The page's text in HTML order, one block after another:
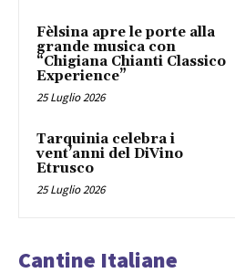
Fèlsina apre le porte alla
grande musica con
“Chigiana Chianti Classico
Experience”
25 Luglio 2026
Tarquinia celebra i
vent’anni del DiVino
Etrusco
25 Luglio 2026
Cantine Italiane